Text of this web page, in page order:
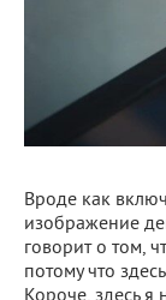
Вроде как
изображение
говорит о том,
потому что